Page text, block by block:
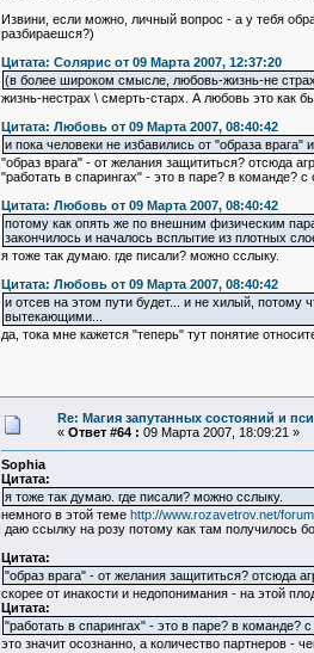
Извини, если можно, личный вопрос - а у тебя
разбираешся?)
Цитата: Солярис от 09 Марта 2007, 12:37:20
(в более широком смысле, любовь-жизнь-не
жизнь-нестрах \ смерть-старх. А любовь это как
Цитата: Любовь от 09 Марта 2007, 08:40:42
и пока человеки не избавились от "образа врага"
"образ врага" - от желания защититься? отсюда
"работать в спарингах" - это в паре? в команде?
Цитата: Любовь от 09 Марта 2007, 08:40:42
потому как опять же по внешним физическим
закончилось и началось всплытие из плотных
я тоже так думаю. где писали? можно сслыку.
Цитата: Любовь от 09 Марта 2007, 08:40:42
и отсев на этом пути будет... и не хилый, потому
вытекающими...
да, тока мне кажется "теперь" тут понятие
Re: Магия запутанных состояний и
« Ответ #64 : 09 Марта 2007, 18:09:21 »
Sophia
Цитата:
я тоже так думаю. где писали? можно сслыку.
немного в этой теме http://www.rozavetrov.net/
даю ссылку на розу потому как там получилось
Цитата:
"образ врага" - от желания защититься? отсюда
скорее от инакости и недопонимания - на этой
Цитата:
"работать в спарингах" - это в паре? в команде?
это значит осознанно, а количество партнеров -